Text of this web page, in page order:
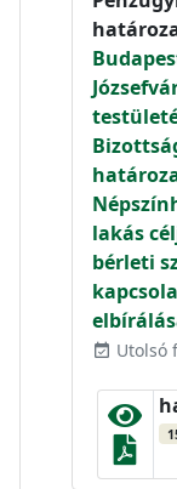
lakás
bérleti
event_available Utolsó